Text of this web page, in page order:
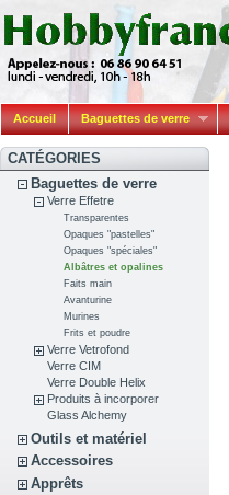
Accueil Baguettes de verre
CATÉGORIES
Baguettes de verre
Verre Effetre
Transparentes
Opaques "pastelles"
Opaques "spéciales"
Albâtres et opalines
Faits main
Avanturine
Murines
Frits et poudre
Verre Vetrofond
Verre CIM
Verre Double Helix
Produits à incorporer
Glass Alchemy
Outils et matériel
Accessoires
Apprêts